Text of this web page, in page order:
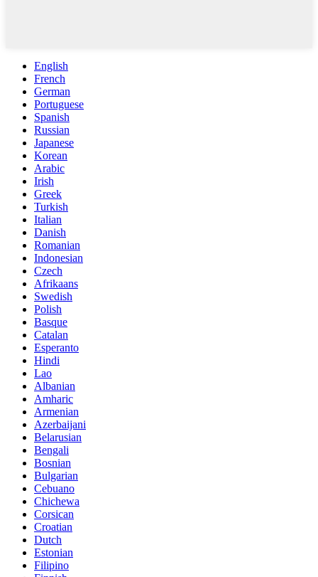
English
French
German
Portuguese
Spanish
Russian
Japanese
Korean
Arabic
Irish
Greek
Turkish
Italian
Danish
Romanian
Indonesian
Czech
Afrikaans
Swedish
Polish
Basque
Catalan
Esperanto
Hindi
Lao
Albanian
Amharic
Armenian
Azerbaijani
Belarusian
Bengali
Bosnian
Bulgarian
Cebuano
Chichewa
Corsican
Croatian
Dutch
Estonian
Filipino